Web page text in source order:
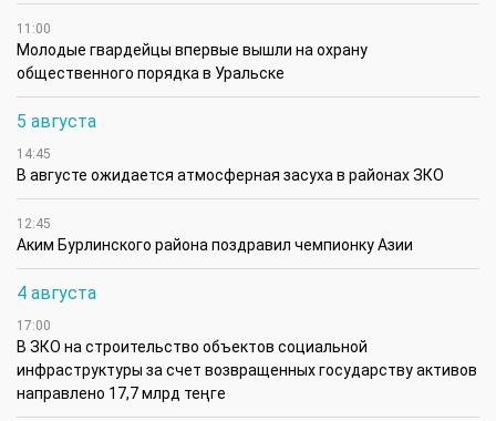
11:00
Молодые гвардейцы впервые вышли на охрану
общественного порядка в Уральске
5 августа
14:45
В августе ожидается атмосферная засуха в районах ЗКО
12:45
Аким Бурлинского района поздравил чемпионку Азии
4 августа
17:00
В ЗКО на строительство объектов социальной
инфраструктуры за счет возвращенных государству активов
направлено 17,7 млрд теңге